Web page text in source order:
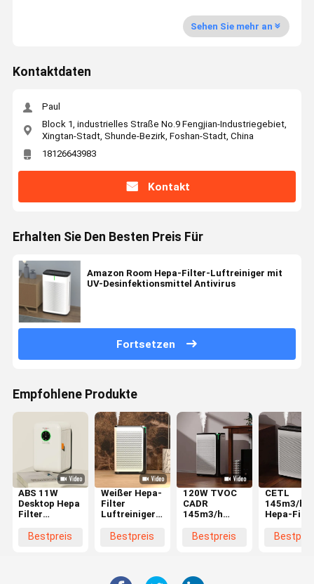
Sehen Sie mehr an
Kontaktdaten
Paul
Block 1, industrielles Straße No.9 Fengjian-Industriegebiet,
Xingtan-Stadt, Shunde-Bezirk, Foshan-Stadt, China
18126643983
Kontakt
Erhalten Sie Den Besten Preis Für
Amazon Room Hepa-Filter-Luftreiniger mit
UV-Desinfektionsmittel Antivirus
Fortsetzen
Empfohlene Produkte
ABS 11W
Desktop Hepa
Filter
für kleine
Bestpreis
Weißer Hepa-
Filter
Luftreiniger
Hochempfindlichkeit
Bestpreis
120W TVOC
CADR
145m3/h
Luftreiniger
Bestpreis
CETL
145m3/h
Hepa-
für 667